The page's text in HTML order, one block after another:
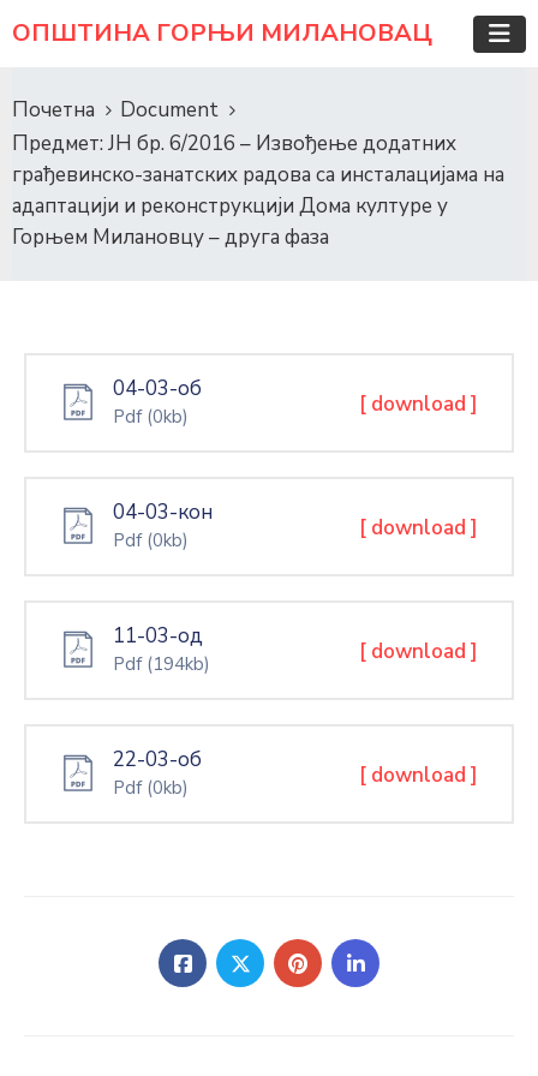
ОПШТИНА ГОРЊИ МИЛАНОВАЦ
Почетна
Document
Предмет: ЈН бр. 6/2016 – Извођење додатних
грађевинско-занатских радова са инсталацијама на
адаптацији и реконструкцији Дома културе у
Горњем Милановцу – друга фаза
04-03-об
Pdf (0kb) [ download ]
04-03-кон
Pdf (0kb) [ download ]
11-03-од
Pdf (194kb) [ download ]
22-03-об
Pdf (0kb) [ download ]